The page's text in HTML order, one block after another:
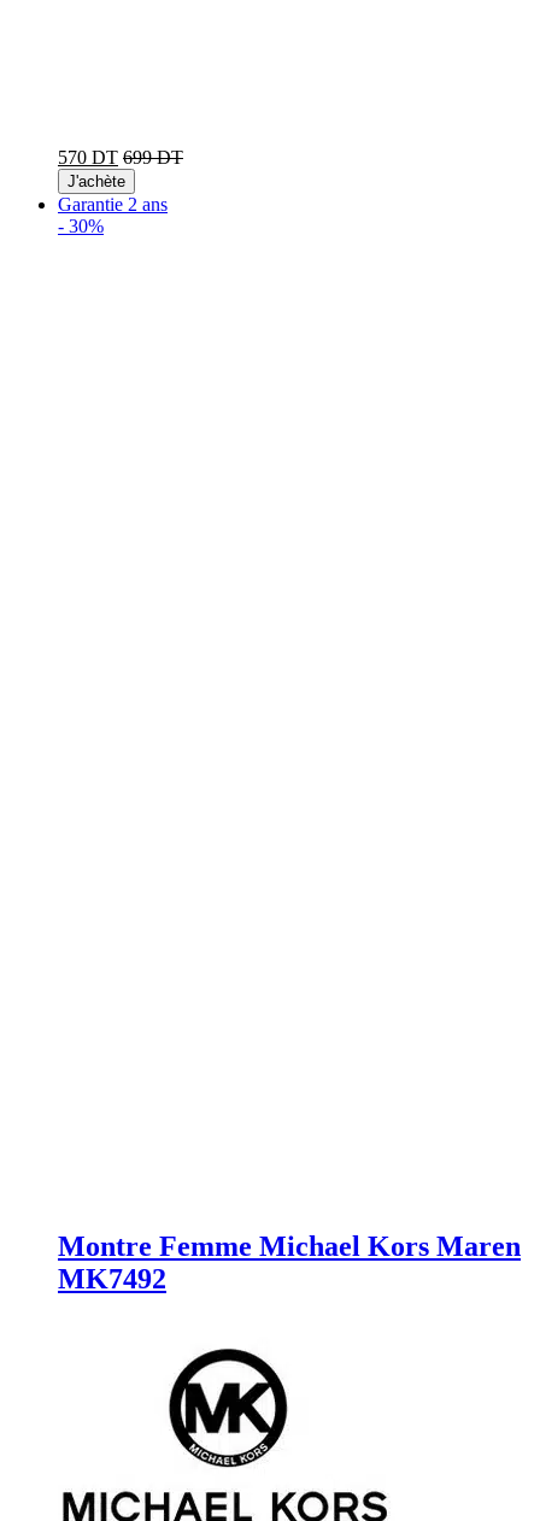
570 DT 699 DT
J'achète
Garantie 2 ans
- 30%
Montre Femme Michael Kors Maren
MK7492